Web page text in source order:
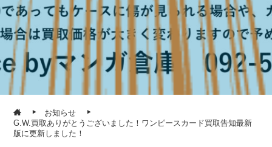
お知らせ
G.W.買取ありがとうございました！ワンピースカード買取告知最新
版に更新しました！